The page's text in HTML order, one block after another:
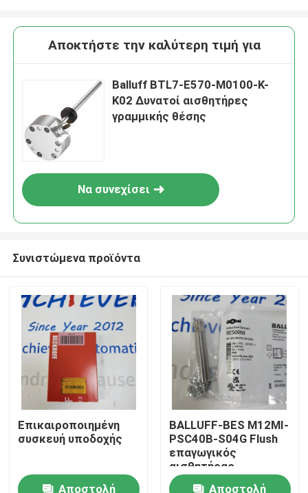
Σπίτι
Προϊόντα
Σχετικά με εμάς
Αποκτήστε την καλύτερη τιμή για
Balluff BTL7-E570-M0100-K-
K02 Δυνατοί αισθητήρες
γραμμικής θέσης
Να συνεχίσει
Συνιστώμενα προϊόντα
Επικαιροποιημένη
συσκευή υποδοχής
Αποστολή
BALLUFF-BES M12MI-
PSC40B-S04G Flush
επαγωγικός
αισθητήρας
εγγύτητας
Αποστολή